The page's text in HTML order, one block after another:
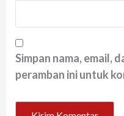
Simpan nama, email,
peramban ini untuk